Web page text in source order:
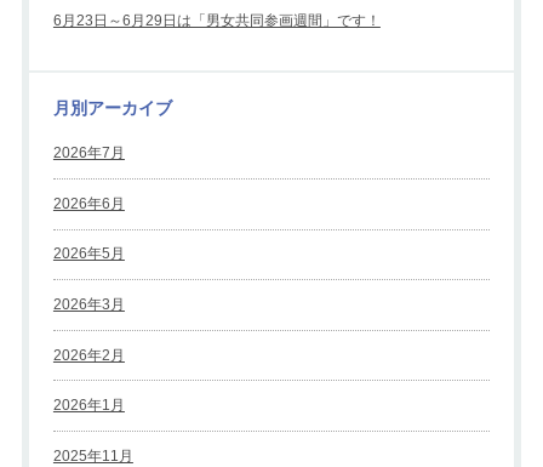
6月23日～6月29日は「男女共同参画週間」です！
月別アーカイブ
2026年7月
2026年6月
2026年5月
2026年3月
2026年2月
2026年1月
2025年11月